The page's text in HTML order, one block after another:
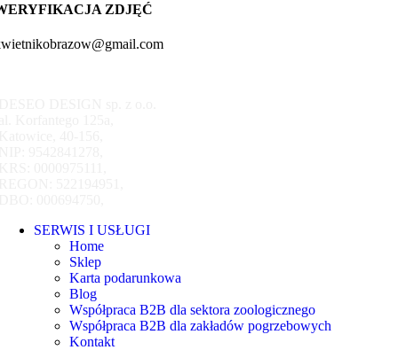
ZDJĘĆ
SERWIS I USŁUGI
Home
Sklep
Karta podarunkowa
Blog
Współpraca B2B dla sektora zoologicznego
Współpraca B2B dla zakładów pogrzebowych
Kontakt